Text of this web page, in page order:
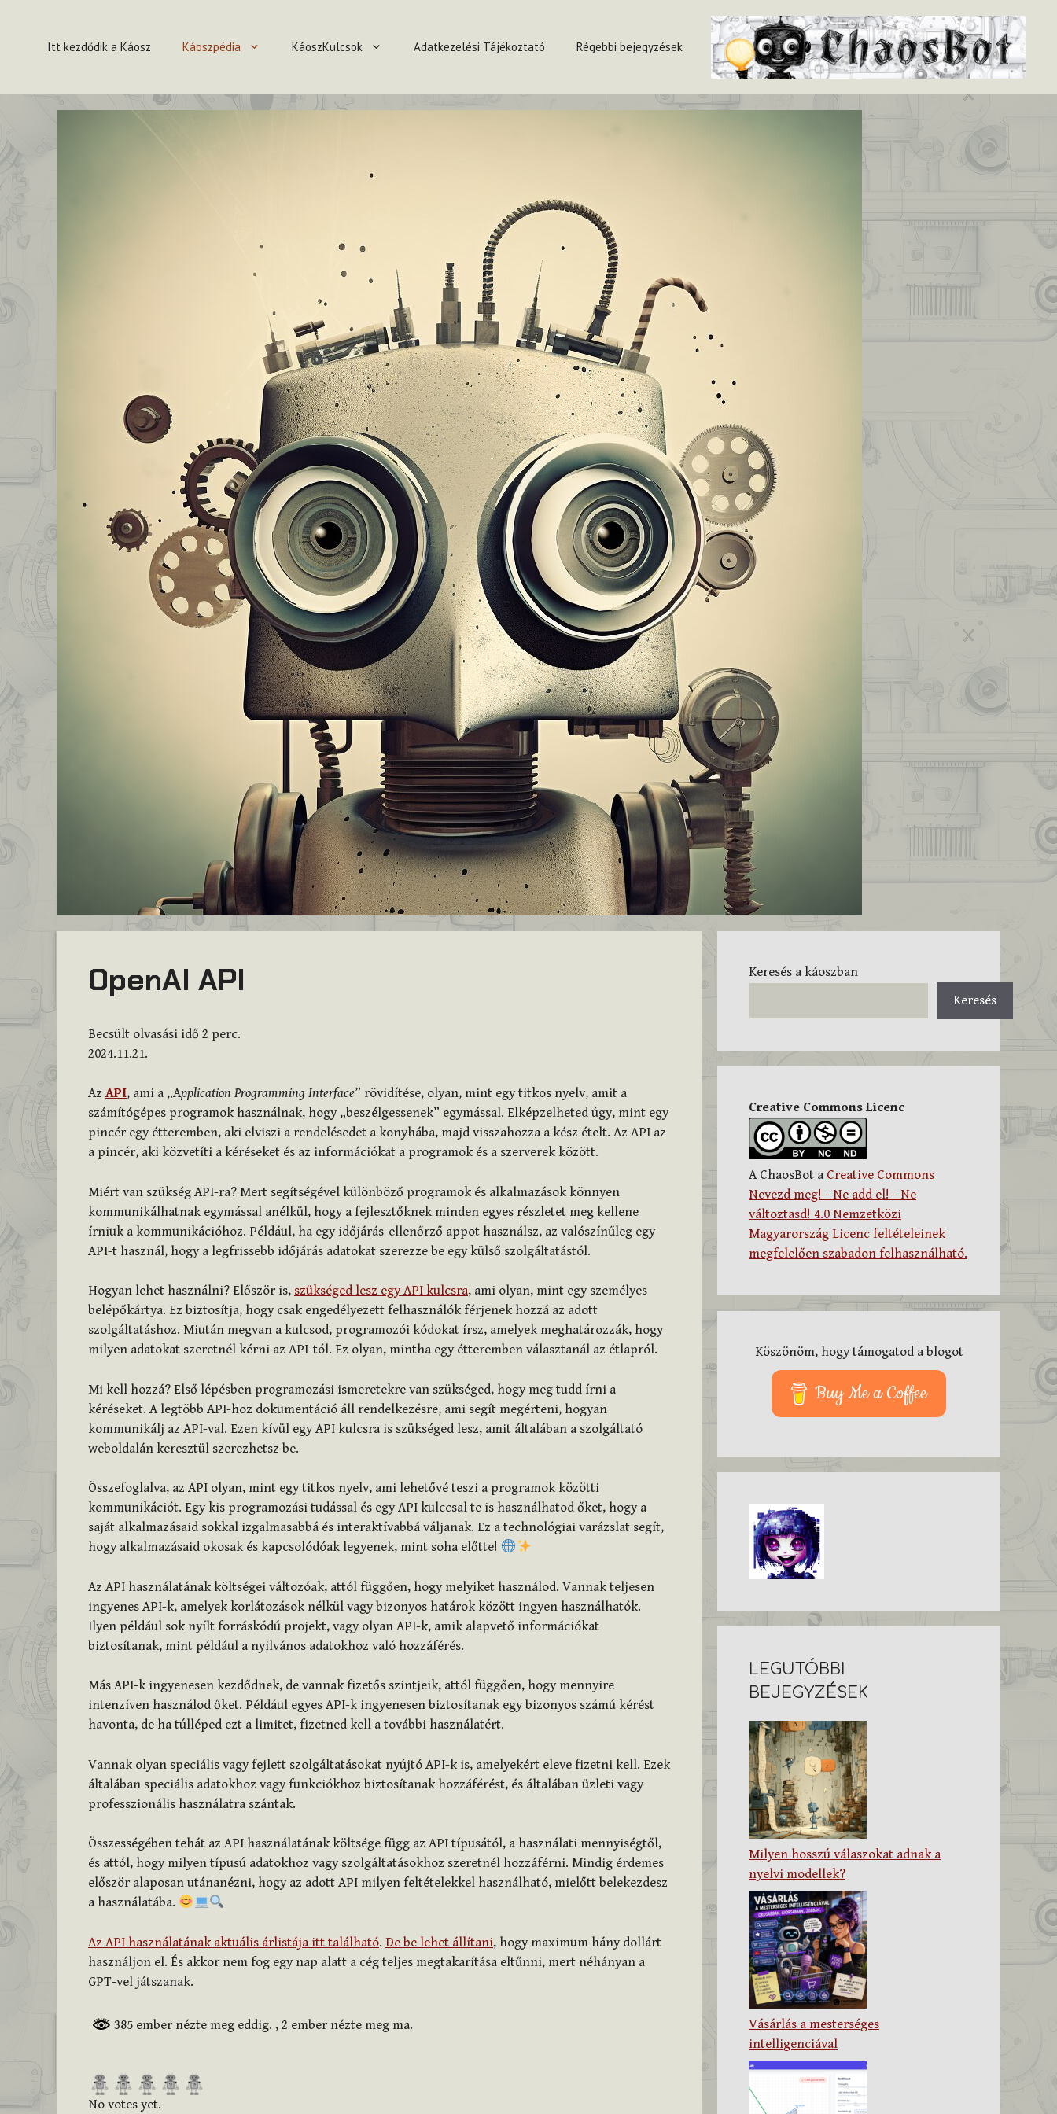
tartalombaItt kezdődik a Káosz Káoszpédia KáoszKulcsok Adatkezelési Tájékoztató Régebbi bejegyzések
OpenAI API
Becsült olvasási idő 2 perc.
2024.11.21.
Az API, ami a „Application Programming Interface” rövidítése, olyan, mint egy titkos nyelv, amit a
számítógépes programok használnak, hogy „beszélgessenek” egymással. Elképzelheted úgy, mint egy
pincér egy étteremben, aki elviszi a rendelésedet a konyhába, majd visszahozza a kész ételt. Az API az
a pincér, aki közvetíti a kéréseket és az információkat a programok és a szerverek között.
Miért van szükség API-ra? Mert segítségével különböző programok és alkalmazások könnyen
kommunikálhatnak egymással anélkül, hogy a fejlesztőknek minden egyes részletet meg kellene
írniuk a kommunikációhoz. Például, ha egy időjárás-ellenőrző appot használsz, az valószínűleg egy
API-t használ, hogy a legfrissebb időjárás adatokat szerezze be egy külső szolgáltatástól.
Hogyan lehet használni? Először is, szükséged lesz egy API kulcsra, ami olyan, mint egy személyes
belépőkártya. Ez biztosítja, hogy csak engedélyezett felhasználók férjenek hozzá az adott
szolgáltatáshoz. Miután megvan a kulcsod, programozói kódokat írsz, amelyek meghatározzák, hogy
milyen adatokat szeretnél kérni az API-tól. Ez olyan, mintha egy étteremben választanál az étlapról.
Mi kell hozzá? Első lépésben programozási ismeretekre van szükséged, hogy meg tudd írni a
kéréseket. A legtöbb API-hoz dokumentáció áll rendelkezésre, ami segít megérteni, hogyan
kommunikálj az API-val. Ezen kívül egy API kulcsra is szükséged lesz, amit általában a szolgáltató
weboldalán keresztül szerezhetsz be.
Összefoglalva, az API olyan, mint egy titkos nyelv, ami lehetővé teszi a programok közötti
kommunikációt. Egy kis programozási tudással és egy API kulccsal te is használhatod őket, hogy a
saját alkalmazásaid sokkal izgalmasabbá és interaktívabbá váljanak. Ez a technológiai varázslat segít,
hogy alkalmazásaid okosak és kapcsolódóak legyenek, mint soha előtte!
Az API használatának költségei változóak, attól függően, hogy melyiket használod. Vannak teljesen
ingyenes API-k, amelyek korlátozások nélkül vagy bizonyos határok között ingyen használhatók.
Ilyen például sok nyílt forráskódú projekt, vagy olyan API-k, amik alapvető információkat
biztosítanak, mint például a nyilvános adatokhoz való hozzáférés.
Más API-k ingyenesen kezdődnek, de vannak fizetős szintjeik, attól függően, hogy mennyire
intenzíven használod őket. Például egyes API-k ingyenesen biztosítanak egy bizonyos számú kérést
havonta, de ha túlléped ezt a limitet, fizetned kell a további használatért.
Vannak olyan speciális vagy fejlett szolgáltatásokat nyújtó API-k is, amelyekért eleve fizetni kell. Ezek
általában speciális adatokhoz vagy funkciókhoz biztosítanak hozzáférést, és általában üzleti vagy
professzionális használatra szántak.
Összességében tehát az API használatának költsége függ az API típusától, a használati mennyiségtől,
és attól, hogy milyen típusú adatokhoz vagy szolgáltatásokhoz szeretnél hozzáférni. Mindig érdemes
először alaposan utánanézni, hogy az adott API milyen feltételekkel használható, mielőtt belekezdesz
a használatába.
Az API használatának aktuális árlistája itt található. De be lehet állítani, hogy maximum hány dollárt
használjon el. És akkor nem fog egy nap alatt a cég teljes megtakarítása eltűnni, mert néhányan a
GPT-vel játszanak.
385 ember nézte meg eddig. , 2 ember nézte meg ma.
R
a
No votes yet.
Keresés a káoszban
Keresés
Creative Commons Licenc
A ChaosBot a Creative Commons
Nevezd meg! - Ne add el! - Ne
változtasd! 4.0 Nemzetközi
Magyarország Licenc feltételeinek
megfelelően szabadon felhasználható.
Köszönöm, hogy támogatod a blogot
Buy Me a Coffee
LEGUTÓBBI
BEJEGYZÉSEK
Milyen hosszú válaszokat adnak a
nyelvi modellek?
Vásárlás a mesterséges
intelligenciával